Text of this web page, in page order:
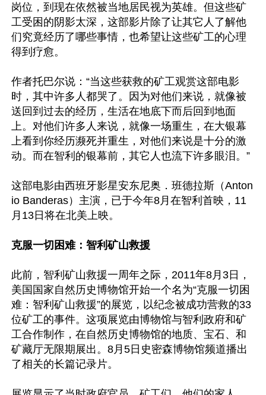
岗位，到现在依然被当地居民视为英雄。但这些矿
工受困的阴影太深，这部影片除了让其它人了解他
们究竟经历了哪些事情，也希望让这些矿工的心理
得到疗愈。
作者托巴尔说：“当这些获救的矿工观赏这部电影
时，其中许多人都哭了。因为对他们来说，就像被
送回到过去的经历，生活在地底下而后回到地面
上。对他们许多人来说，就像一场重生，在大银幕
上看到你经历濒死并重生，对他们来说是十分的激
动。而在智利的银幕前，其它人也流下许多眼泪。”
这部电影由西班牙影星安东尼奥．班德拉斯（Anton
io Banderas）主演，已于今年8月在智利首映，11
月13日将在北美上映。
克服一切困难：智利矿山救援
此前，智利矿山救援一周年之际，2011年8月3日，
美国国家自然历史博物馆开始一个名为“克服一切困
难：智利矿山救援”的展览，以纪念被成功营救的33
位矿工的事件。这项展览由博物馆与智利政府和矿
工合作制作，在自然历史博物馆的地质、宝石、和
矿藏厅无限期展出。8月5日史密森博物馆频道播出
了相关的长篇记录片。